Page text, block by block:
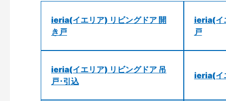
ieria(イエリア) リビングドア 開
き戸
ieria(イ
戸
ieria(イエリア) リビングドア 吊
戸･引込
ieria(イ